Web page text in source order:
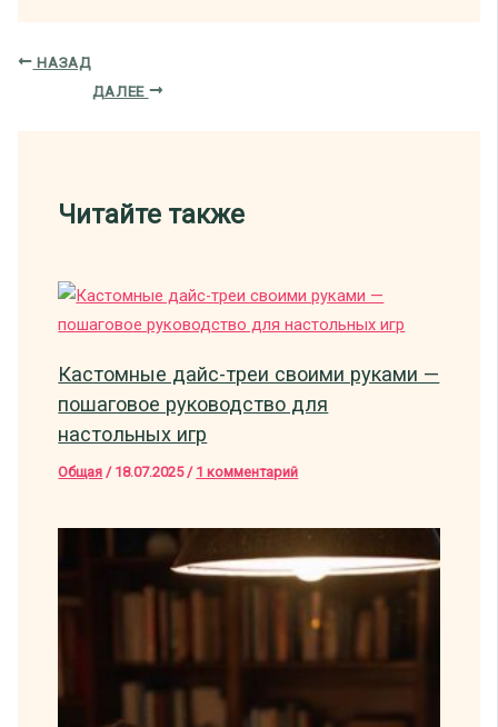
НАЗАД
ДАЛЕЕ
Читайте также
Кастомные дайс-треи своими руками —
пошаговое руководство для
настольных игр
Общая / 18.07.2025/ 1 комментарий